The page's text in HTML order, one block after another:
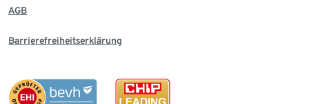
AGB
Barrierefreiheitserklärung